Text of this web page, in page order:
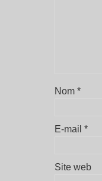
Nom *
E-mail *
Site web